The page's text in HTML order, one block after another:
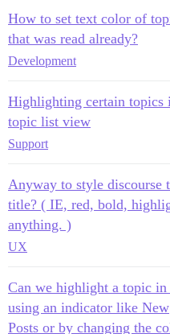
How to set text color of
that was read already?
Development
Highlighting certain topics
topic list view
Support
Anyway to style discourse
title? ( IE, red, bold,
anything. )
UX
Can we highlight a topic in
using an indicator like New
Posts or by changing the